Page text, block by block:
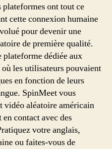
ont tout ce
cette connexion humaine
pour devenir une
de première qualité.
plateforme dédiée aux
les utilisateurs pouvaient
en fonction de leurs
SpinMeet vous
vidéo aléatoire américain
contact avec des
votre anglais,
ou faites-vous de